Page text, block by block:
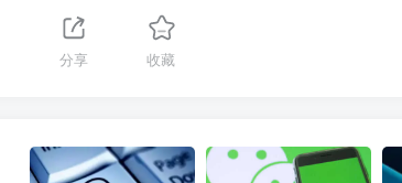
分享 收藏